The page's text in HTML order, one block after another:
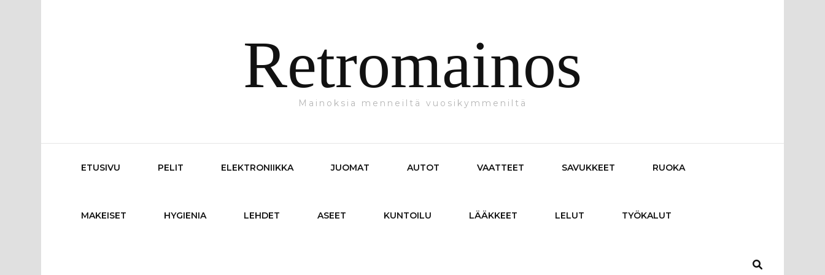
Retromainos
Mainoksia menneiltä vuosikymmeniltä
ETUSIVU PELIT ELEKTRONIIKKA JUOMAT AUTOT VAATTEET SAVUKKEET RUOKA
MAKEISET HYGIENIA LEHDET ASEET KUNTOILU LÄÄKKEET LELUT TYÖKALUT